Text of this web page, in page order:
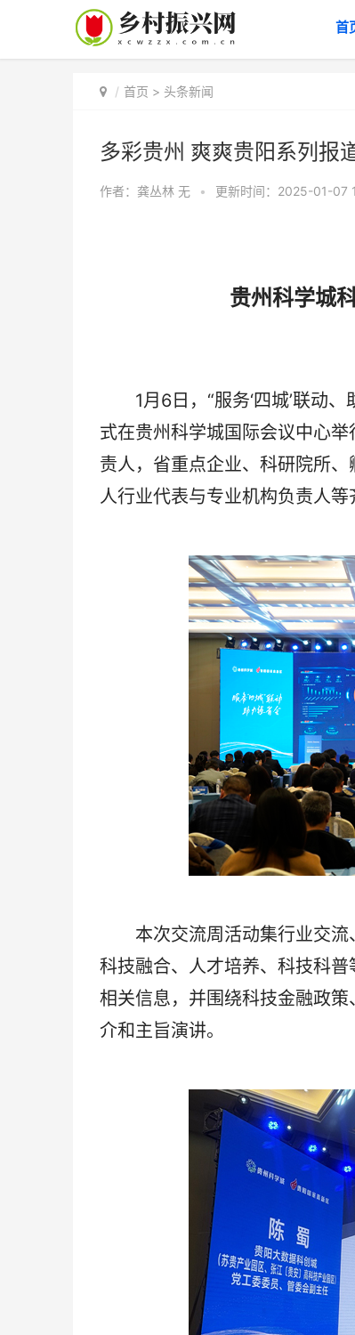
首
首页 > 头条新闻
多彩贵州 爽爽贵阳系列报
作者：龚丛林 无 • 更新时间：2025-01-07
贵州科学城
1月6日，“服务‘四城’联动、
式在贵州科学城国际会议中心
责人，省重点企业、科研院所
人行业代表与专业机构负责人等
本次交流周活动集行业交流
科技融合、人才培养、科技科
相关信息，并围绕科技金融政
介和主旨演讲。